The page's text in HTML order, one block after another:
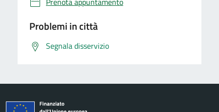
Problemi in città
Segnala disservizio